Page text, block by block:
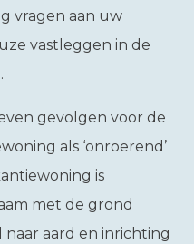
vragen aan uw
vastleggen in de
gevolgen voor de
als ‘onroerend’
is
met de grond
naar aard en inrichting